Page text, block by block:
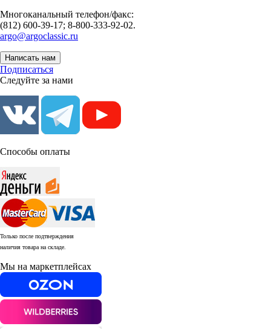
Многоканальный телефон/факс:
(812) 600-39-17; 8-800-333-92-02.
argo@argoclassic.ru
Написать нам
Подписаться
Следуйте за нами
Способы оплаты
Только после подтверждения
наличия товара на складе.
Мы на маркетплейсах